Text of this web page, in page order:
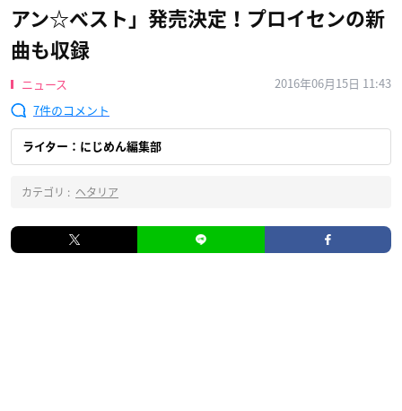
アン☆ベスト」発売決定！プロイセンの新
曲も収録
ニュース
2016年06月15日 11:43
7
ライター：にじめん編集部
カテゴリ : ヘタリア